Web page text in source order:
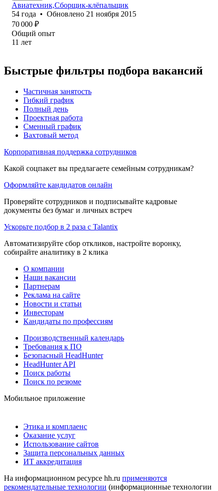
Авиатехник,Сборщик-клёпальщик
54 года • Обновлено 21 ноября 2015
70 000 ₽
Общий опыт
11 лет
Быстрые фильтры подбора вакансий
Частичная занятость
Гибкий график
Полный день
Проектная работа
Сменный график
Вахтовый метод
Корпоративная поддержка сотрудников
Какой соцпакет вы предлагаете семейным сотрудникам?
Оформляйте кандидатов онлайн
Проверяйте сотрудников и подписывайте кадровые
документы без бумаг и личных встреч
Ускорьте подбор в 2 раза с Talantix
Автоматизируйте сбор откликов, настройте воронку,
собирайте аналитику в 2 клика
О компании
Наши вакансии
Партнерам
Реклама на сайте
Новости и статьи
Инвесторам
Кандидаты по профессиям
Производственный календарь
Требования к ПО
Безопасный HeadHunter
HeadHunter API
Поиск работы
Поиск по резюме
Мобильное приложение
Этика и комплаенс
Оказание услуг
Использование сайтов
Защита персональных данных
ИТ аккредитация
На информационном ресурсе hh.ru применяются
рекомендательные технологии (информационные технологии